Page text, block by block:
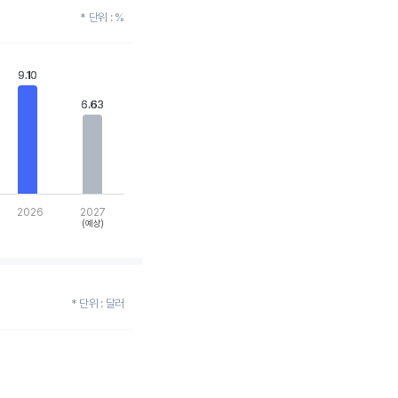
* 단위 : %
9.10
9.10
6.63
6.63
2026 2027
(예상)
* 단위 : 달러